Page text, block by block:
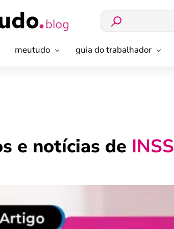
meutudo guia do trabalhador
e notícias de INSS